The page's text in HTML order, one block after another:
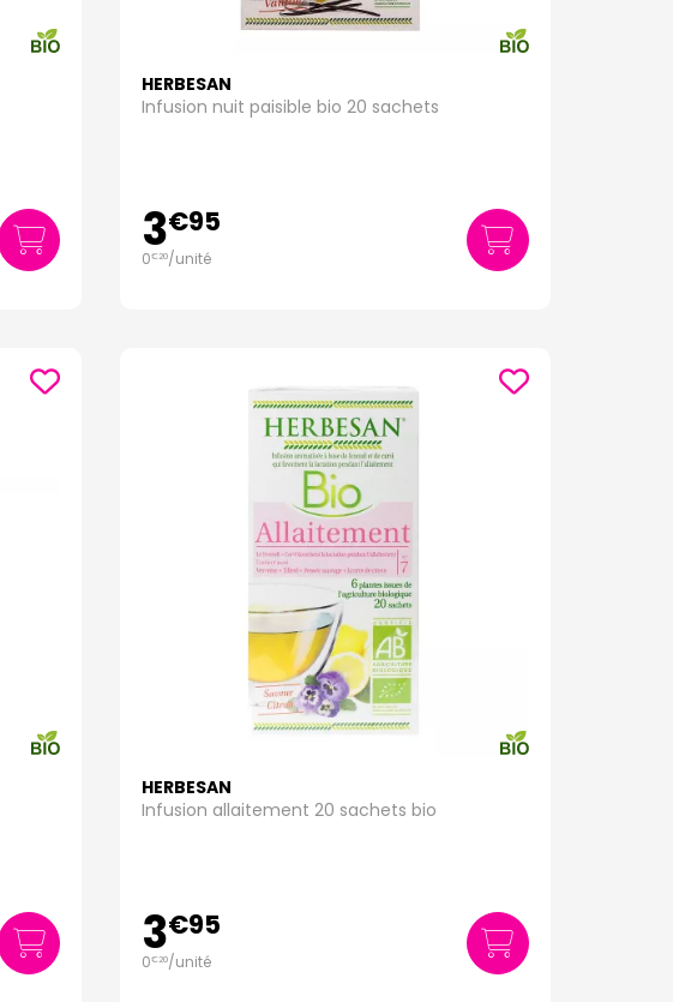
HERBESAN
Infusion nuit paisible bio 20 sachets
3€95
0€20/unité
HERBESAN
Infusion allaitement 20 sachets bio
3€95
0€20/unité